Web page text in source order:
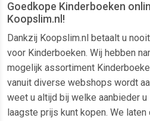
Goedkope Kinderboeken
Koopslim.nl!
Dankzij Koopslim.nl betaalt u
voor Kinderboeken. Wij hebben
mogelijk assortiment
vanuit diverse webshops wordt
weet u altijd bij welke aanbieder
laagste prijs kunt kopen. We